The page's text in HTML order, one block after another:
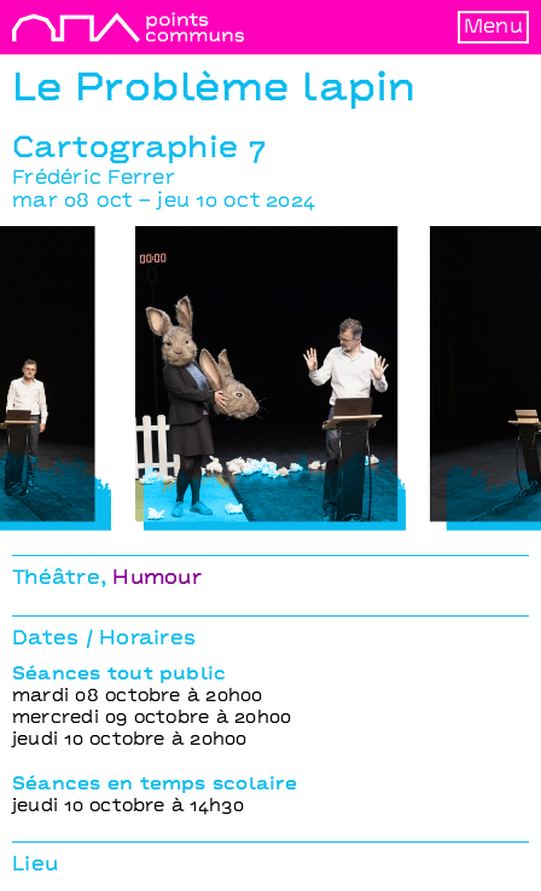
Menu
Le Problème lapin
Cartographie 7
Frédéric Ferrer
mar 08 oct – jeu 10 oct 2024
Le Problème lapin
Frédéric Ferrer
Le Problème
Théâtre Humour
Dates / Horaires
Séances tout public
mardi 08 octobre à 20h00
mercredi 09 octobre à 20h00
jeudi 10 octobre à 20h00
Séances en temps scolaire
jeudi 10 octobre à 14h30
Lieu